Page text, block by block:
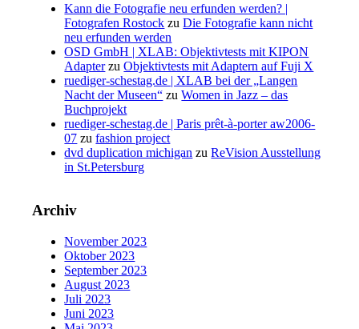
Kann die Fotografie neu erfunden werden? |
Fotografen Rostock zuDie Fotografie kann nicht
neu erfunden werden
OSD GmbH | XLAB: Objektivtests mit KIPON
AdapterzuObjektivtests mit Adaptern auf Fuji X
ruediger-schestag.de | XLAB bei der „Langen
Nacht der Museen“ zuWomen in Jazz – das
Buchprojekt
ruediger-schestag.de | Paris prêt-à-porter aw2006-
07 zufashion project
dvd duplication michigan zuReVision Ausstellung
in St.Petersburg
Archiv
November 2023
Oktober 2023
September 2023
August 2023
Juli 2023
Juni 2023